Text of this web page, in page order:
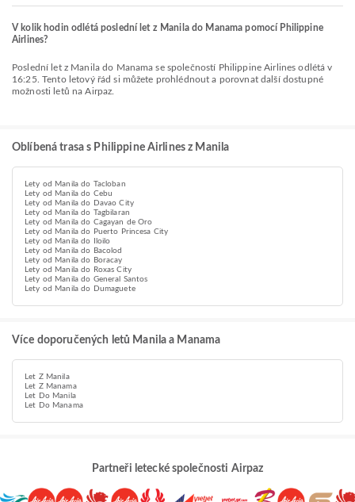
V kolik hodin odlétá poslední let z Manila do Manama pomocí Philippine
Airlines?
Poslední let z Manila do Manama se společností Philippine Airlines odlétá v
16:25. Tento letový řád si můžete prohlédnout a porovnat další dostupné
možnosti letů na Airpaz.
Oblíbená trasa s Philippine Airlines z Manila
Lety od Manila do Tacloban
Lety od Manila do Cebu
Lety od Manila do Davao City
Lety od Manila do Tagbilaran
Lety od Manila do Cagayan de Oro
Lety od Manila do Puerto Princesa City
Lety od Manila do Iloilo
Lety od Manila do Bacolod
Lety od Manila do Boracay
Lety od Manila do Roxas City
Lety od Manila do General Santos
Lety od Manila do Dumaguete
Více doporučených letů Manila a Manama
Let Z Manila
Let Z Manama
Let Do Manila
Let Do Manama
Partneři letecké společnosti Airpaz